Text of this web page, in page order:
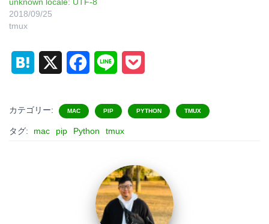
2018/09/25
tmux
t
e e
n
e
c
t
カテゴリー: MAC PIP PYTHON TMUX
タグ: mac pip Python tmux